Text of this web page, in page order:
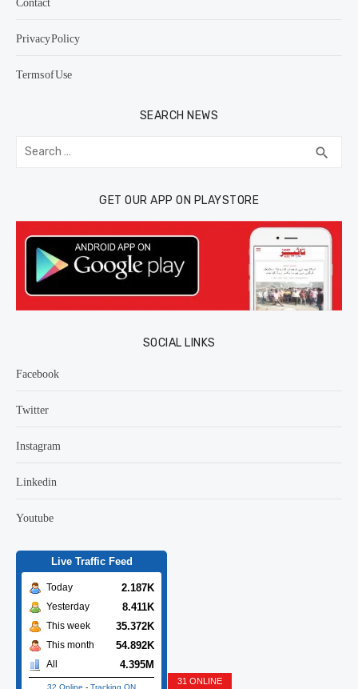
Privacy Policy
Terms of Use
SEARCH NEWS
Search
for: search
GET OUR APP ON PLAYSTORE
SOCIAL LINKS
Facebook
Twitter
Instagram
Linkedin
Youtube
Live Traffic Feed
Today 2.187K
Yesterday 8.411K
This week 35.372K
This month 54.892K
All 4.395M
32 Online - Tracking ON
31 ONLINE